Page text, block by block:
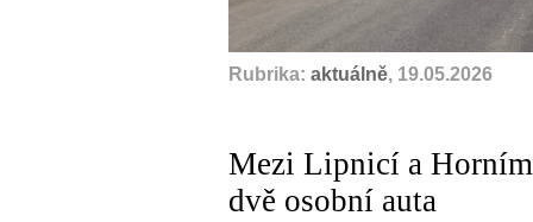
Rubrika: aktuálně, 19.05.2026
Mezi Lipnicí a Horním
dvě osobní auta